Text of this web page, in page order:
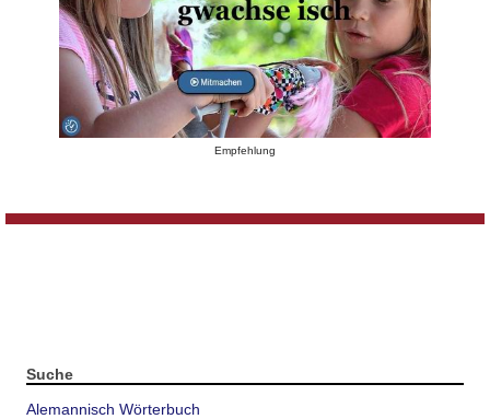
Empfehlung
Suche
Alemannisch Wörterbuch